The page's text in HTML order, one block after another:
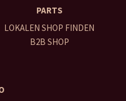
PARTS
LOKALEN SHOP FINDEN
B2B SHOP